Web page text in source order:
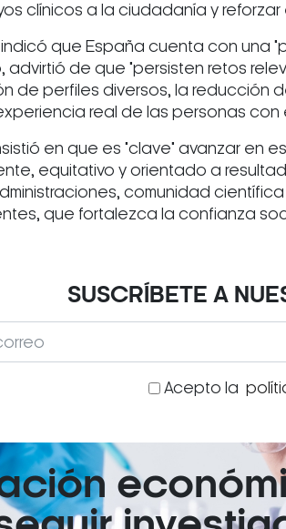
clínicos a la ciudadanía y
indicó que España cuenta con una
advirtió de que "persisten retos
de perfiles diversos, la
real de las personas con
en que es "clave" avanzar en
equitativo y orientado a
comunidad
que fortalezca la confianza
SUSCRÍBETE A
Acepto la